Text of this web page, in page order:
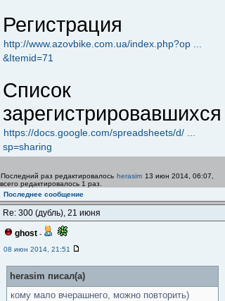
Регистрация
http://www.azovbike.com.ua/index.php?op ...
&Itemid=71
Список
зарегистрировавшихся
https://docs.google.com/spreadsheets/d/ ...
sp=sharing
Последний раз редактировалось herasim 13 июн 2014, 06:07,
всего редактировалось 1 раз.
Последнее сообщение
Re: 300 (дубль), 21 июня
ghost -
08 июн 2014, 21:51
herasim писал(а)
кому мало вчерашнего, можно повторить)